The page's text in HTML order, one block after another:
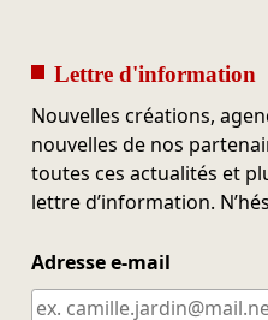
Lettre d'information
Nouvelles créations,
nouvelles de nos
toutes ces actualités et
lettre d’information.
Adresse e-mail